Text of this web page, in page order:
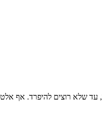
שלא רוצים להיפרד. אף